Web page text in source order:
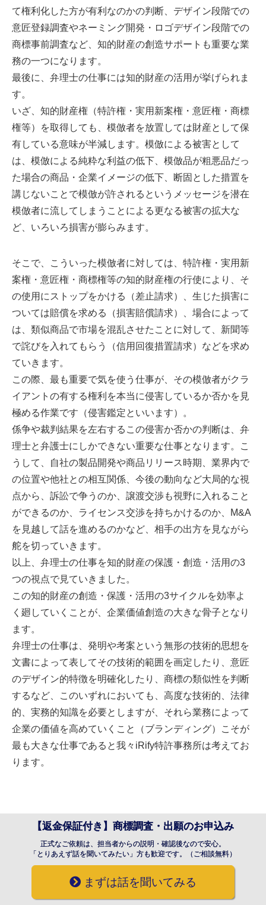
て権利化した方が有利なのかの判断、デザイン段階での
意匠登録調査やネーミング開発・ロゴデザイン段階での
商標事前調査など、知的財産の創造サポートも重要な業
務の一つになります。
最後に、弁理士の仕事には知的財産の活用が挙げられま
す。
いざ、知的財産権（特許権・実用新案権・意匠権・商標
権等）を取得しても、模倣者を放置しては財産として保
有している意味が半減します。模倣による被害として
は、模倣による純粋な利益の低下、模倣品が粗悪品だっ
た場合の商品・企業イメージの低下、断固とした措置を
講じないことで模倣が許されるというメッセージを潜在
模倣者に流してしまうことによる更なる被害の拡大な
ど、いろいろ損害が膨らみます。
そこで、こういった模倣者に対しては、特許権・実用新
案権・意匠権・商標権等の知的財産権の行使により、そ
の使用にストップをかける（差止請求）、生じた損害に
ついては賠償を求める（損害賠償請求）、場合によって
は、類似商品で市場を混乱させたことに対して、新聞等
で詫びを入れてもらう（信用回復措置請求）などを求め
ていきます。
この際、最も重要で気を使う仕事が、その模倣者がクラ
イアントの有する権利を本当に侵害しているか否かを見
極める作業です（侵害鑑定といいます）。
係争や裁判結果を左右するこの侵害か否かの判断は、弁
理士と弁護士にしかできない重要な仕事となります。こ
うして、自社の製品開発や商品リリース時期、業界内で
の位置や他社との相互関係、今後の動向など大局的な視
点から、訴訟で争うのか、譲渡交渉も視野に入れること
ができるのか、ライセンス交渉を持ちかけるのか、M&A
を見越して話を進めるのかなど、相手の出方を見ながら
舵を切っていきます。
以上、弁理士の仕事を知的財産の保護・創造・活用の3
つの視点で見ていきました。
この知的財産の創造・保護・活用の3サイクルを効率よ
く廻していくことが、企業価値創造の大きな骨子となり
ます。
弁理士の仕事は、発明や考案という無形の技術的思想を
文書によって表してその技術的範囲を画定したり、意匠
のデザイン的特徴を明確化したり、商標の類似性を判断
するなど、このいずれにおいても、高度な技術的、法律
的、実務的知識を必要としますが、それら業務によって
企業の価値を高めていくこと（ブランディング）こそが
最も大きな仕事であると我々iRify特許事務所は考えてお
ります。
【返金保証付き】商標調査・出願のお申込み
正式なご依頼は、担当者からの説明・確認後なので安心。
「とりあえず話を聞いてみたい」方も歓迎です。（ご相談無料）
まずは話を聞いてみる